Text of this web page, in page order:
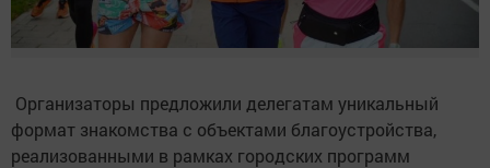
Организаторы предложили делегатам уникальный
формат знакомства с объектами благоустройства,
реализованными в рамках городских программ